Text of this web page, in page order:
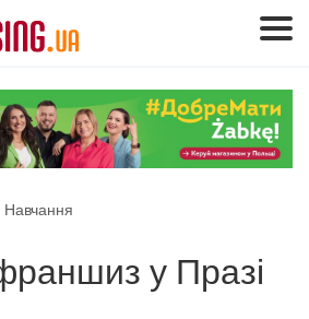
Навчання
у Празі